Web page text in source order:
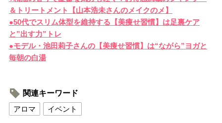
＆トリートメント【山本浩未さんのメイクのメ】
●50代でスリム体型を維持する【美痩せ習慣】は足裏ケア
と”出す力”トレ
●モデル・池田莉子さんの【美痩せ習慣】は“ながら”ヨガと
毎朝の白湯
関連キーワード
アロマ
イベント